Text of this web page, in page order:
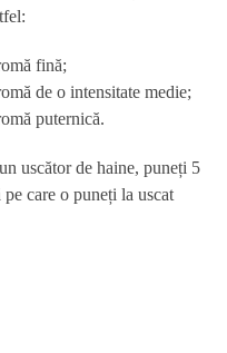
fină;
de o intensitate medie;
puternică.
uscător de haine, puneți 5
care o puneți la uscat